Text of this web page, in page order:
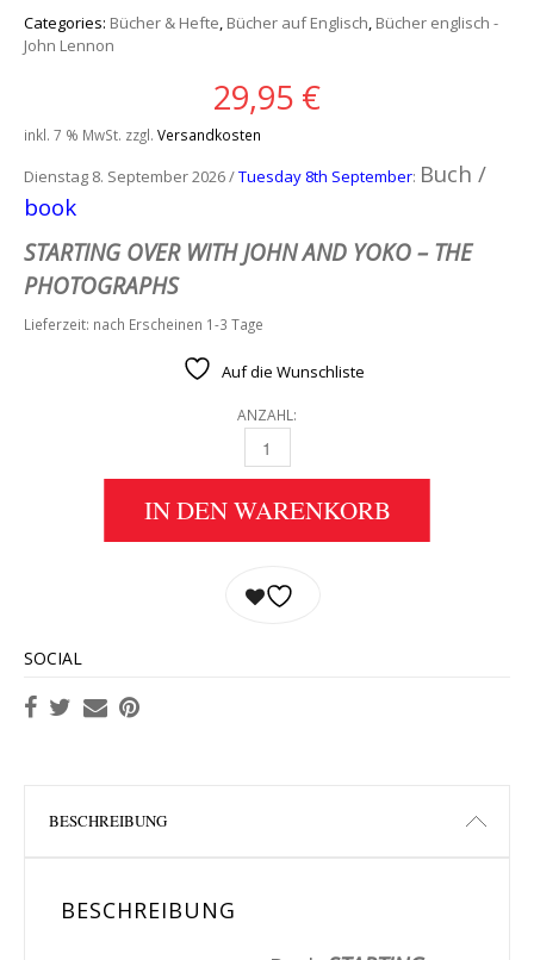
Categories: Bücher & Hefte Bücher auf Englisch Bücher englisch -
John Lennon
29,95 €
inkl. 7 % MwSt. zzgl. Versandkosten
Dienstag 8. September 2026 /Tuesday 8th September: Buch /
book
STARTING OVER WITH JOHN AND YOKO – THE
PHOTOGRAPHS
Lieferzeit: nach Erscheinen 1-3 Tage
Auf die Wunschliste
ANZAHL:
BUCH STARTING OVER WITH JOHN AND
IN DEN WARENKORB
SOCIAL
BESCHREIBUNG
BESCHREIBUNG